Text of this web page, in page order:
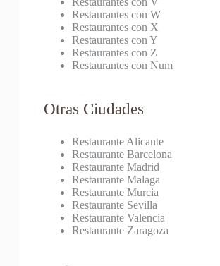
Restaurantes con W
Restaurantes con X
Restaurantes con Y
Restaurantes con Z
Restaurantes con Num
Otras Ciudades
Restaurante Alicante
Restaurante Barcelona
Restaurante Madrid
Restaurante Malaga
Restaurante Murcia
Restaurante Sevilla
Restaurante Valencia
Restaurante Zaragoza